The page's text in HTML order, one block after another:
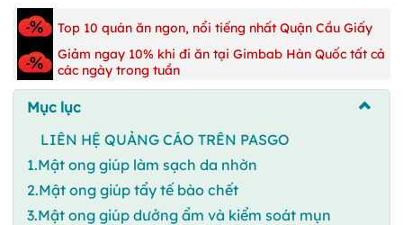
Top 10 quán ăn ngon, nổi tiếng nhất Quận Cầu Giấy
Giảm ngay 10% khi đi ăn tại Gimbab Hàn Quốc tất cả
các ngày trong tuần
Mục lục
LIÊN HỆ QUẢNG CÁO TRÊN PASGO
1.Mật ong giúp làm sạch da nhờn
2.Mật ong giúp tẩy tế bào chết
3.Mật ong giúp dưởng ẩm và kiểm soát mụn